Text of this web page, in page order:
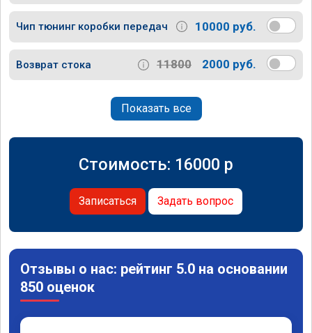
Чип тюнинг коробки передач 10000 руб.
Возврат стока 11800 2000 руб.
Показать все
Стоимость: 16000 p
Записаться Задать вопрос
Отзывы о нас: рейтинг 5.0 на основании
850 оценок